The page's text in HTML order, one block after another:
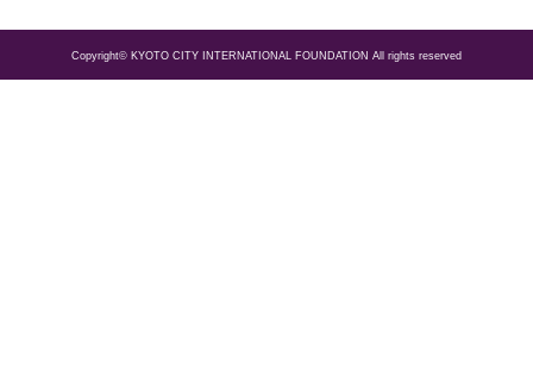
Copyright© KYOTO CITY INTERNATIONAL FOUNDATION All rights reserved